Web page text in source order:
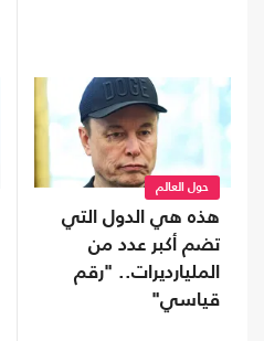
حول العالم
هذه هي الدول التي
تضم أكبر عدد من
المليارديرات.. "رقم
قياسي"